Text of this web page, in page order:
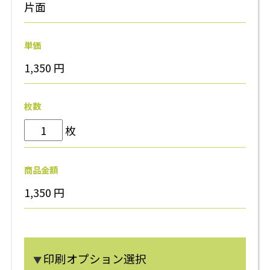
片面
単価
1,350 円
枚数
枚
商品金額
1,350 円
▼印刷オプション選択